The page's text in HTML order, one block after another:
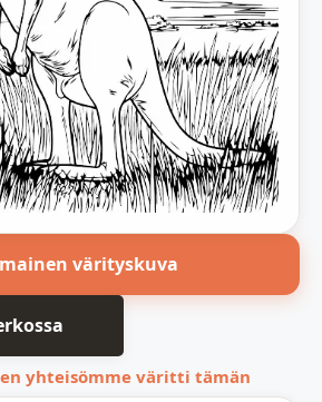
värityskuva
yhteisömme väritti tämän